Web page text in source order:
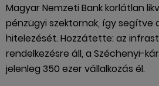
Magyar Nemzeti Bank korlátlan
pénzügyi szektornak, így segítve
hitelezését. Hozzátette: az
rendelkezésre áll, a Széchenyi-
jelenleg 350 ezer vállalkozás él.